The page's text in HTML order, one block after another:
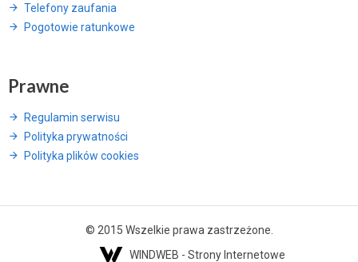
Telefony zaufania
Pogotowie ratunkowe
Prawne
Regulamin serwisu
Polityka prywatności
Polityka plików cookies
© 2015 Wszelkie prawa zastrzeżone.
WINDWEB - Strony Internetowe